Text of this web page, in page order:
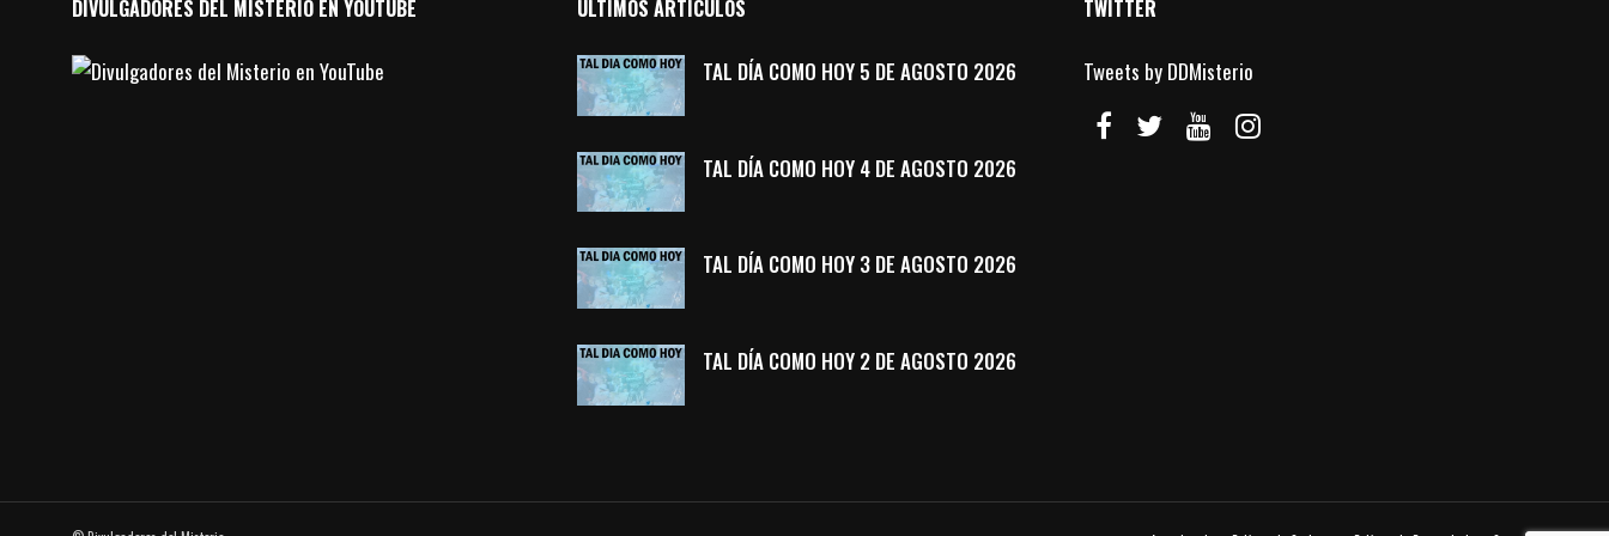
DIVULGADORES DEL MISTERIO EN YOUTUBE ÚLTIMOS ARTÍCULOS
TAL DÍA COMO HOY 5 DE AGOSTO 2026
TAL DÍA COMO HOY 4 DE AGOSTO 2026
TAL DÍA COMO HOY 3 DE AGOSTO 2026
TAL DÍA COMO HOY 2 DE AGOSTO 2026
TWITTER
Tweets by DDMisterio